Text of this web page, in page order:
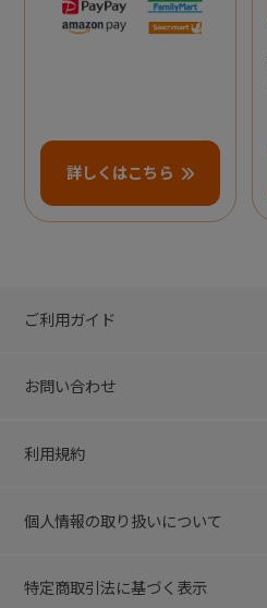
詳しくはこちら
ご利用ガイド
お問い合わせ
利用規約
個人情報の取り扱いについて
特定商取引法に基づく表示